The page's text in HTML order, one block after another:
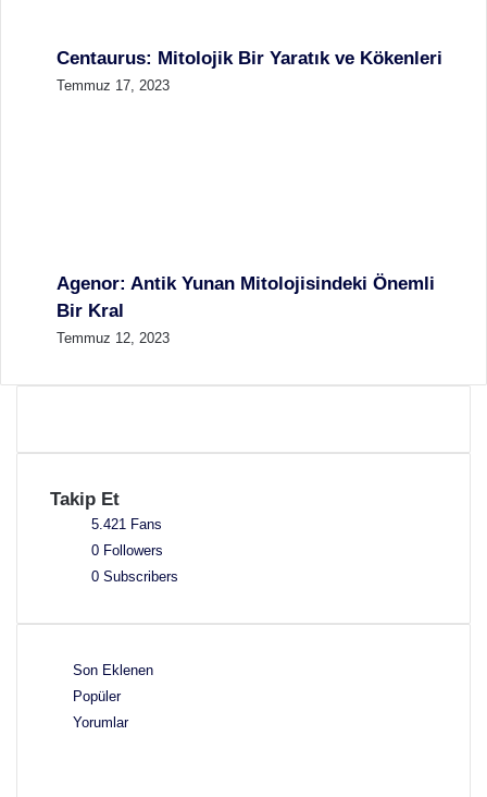
Centaurus: Mitolojik Bir Yaratık ve Kökenleri
Temmuz 17, 2023
Agenor: Antik Yunan Mitolojisindeki Önemli
Bir Kral
Temmuz 12, 2023
Takip Et
5.421 Fans
0 Followers
0 Subscribers
Son Eklenen
Popüler
Yorumlar